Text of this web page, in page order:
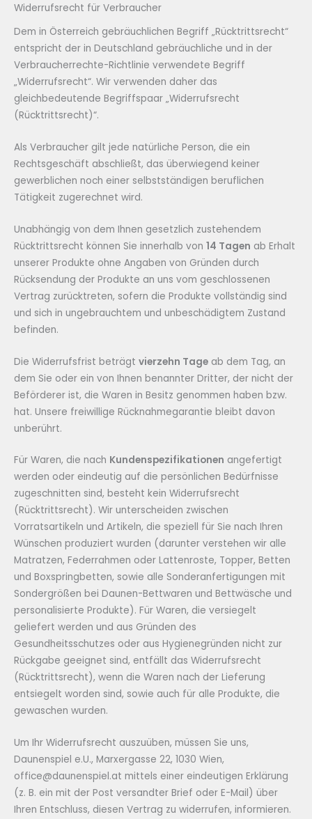
Widerrufsrecht für Verbraucher
Dem in Österreich gebräuchlichen Begriff „Rücktrittsrecht“
entspricht der in Deutschland gebräuchliche und in der
Verbraucherrechte-Richtlinie verwendete Begriff
„Widerrufsrecht“. Wir verwenden daher das
gleichbedeutende Begriffspaar „Widerrufsrecht
(Rücktrittsrecht)“.
Als Verbraucher gilt jede natürliche Person, die ein
Rechtsgeschäft abschließt, das überwiegend keiner
gewerblichen noch einer selbstständigen beruflichen
Tätigkeit zugerechnet wird.
Unabhängig von dem Ihnen gesetzlich zustehendem
Rücktrittsrecht können Sie innerhalb von 14 Tagen ab Erhalt
unserer Produkte ohne Angaben von Gründen durch
Rücksendung der Produkte an uns vom geschlossenen
Vertrag zurücktreten, sofern die Produkte vollständig sind
und sich in ungebrauchtem und unbeschädigtem Zustand
befinden.
Die Widerrufsfrist beträgt vierzehn Tage ab dem Tag, an
dem Sie oder ein von Ihnen benannter Dritter, der nicht der
Beförderer ist, die Waren in Besitz genommen haben bzw.
hat. Unsere freiwillige Rücknahmegarantie bleibt davon
unberührt.
Für Waren, die nach Kundenspezifikationen angefertigt
werden oder eindeutig auf die persönlichen Bedürfnisse
zugeschnitten sind, besteht kein Widerrufsrecht
(Rücktrittsrecht). Wir unterscheiden zwischen
Vorratsartikeln und Artikeln, die speziell für Sie nach Ihren
Wünschen produziert wurden (darunter verstehen wir alle
Matratzen, Federrahmen oder Lattenroste, Topper, Betten
und Boxspringbetten, sowie alle Sonderanfertigungen mit
Sondergrößen bei Daunen-Bettwaren und Bettwäsche und
personalisierte Produkte). Für Waren, die versiegelt
geliefert werden und aus Gründen des
Gesundheitsschutzes oder aus Hygienegründen nicht zur
Rückgabe geeignet sind, entfällt das Widerrufsrecht
(Rücktrittsrecht), wenn die Waren nach der Lieferung
entsiegelt worden sind, sowie auch für alle Produkte, die
gewaschen wurden.
Um Ihr Widerrufsrecht auszuüben, müssen Sie uns,
Daunenspiel e.U., Marxergasse 22, 1030 Wien,
office@daunenspiel.at mittels einer eindeutigen Erklärung
(z. B. ein mit der Post versandter Brief oder E-Mail) über
Ihren Entschluss, diesen Vertrag zu widerrufen, informieren.